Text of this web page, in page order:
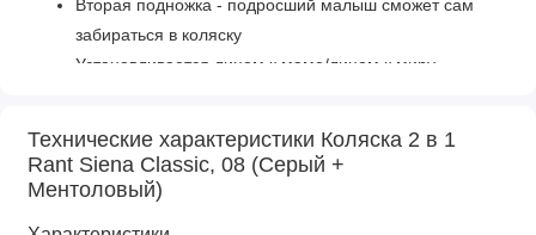
Вторая подножка - подросший малыш сможет сам
забираться в коляску
Устанавливается лицом к маме/лицом к миру
Теплая накидка согреет маленькие ножки
Технические характеристики Коляска 2 в 1
Rant Siena Classic, 08 (Серый +
Ментоловый)